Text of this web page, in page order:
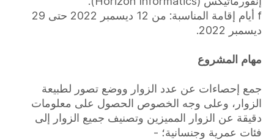
f أيام إقامة المناسبة: من 12 ديسمبر 2022 حتى 29
ديسمبر 2022.
مهام المشروع
جمع إحصاءات عن عدد الزوار ووضع تصور لطبيعة
الزوار، وعلى وجه الخصوص الحصول على معلومات
دقيقة عن الزوار المميزين وتصنيف جميع الزوار إلى
فئات عمرية وجنسانية؛ -